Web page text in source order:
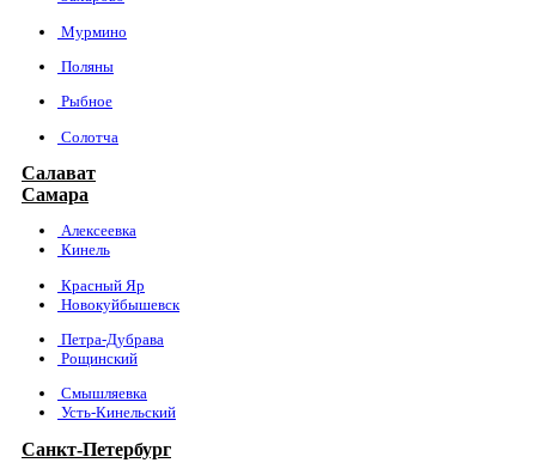
Мурмино
Поляны
Рыбное
Солотча
Салават
Самара
Алексеевка
Кинель
Красный Яр
Новокуйбышевск
Петра-Дубрава
Рощинский
Смышляевка
Усть-Кинельский
Санкт-Петербург